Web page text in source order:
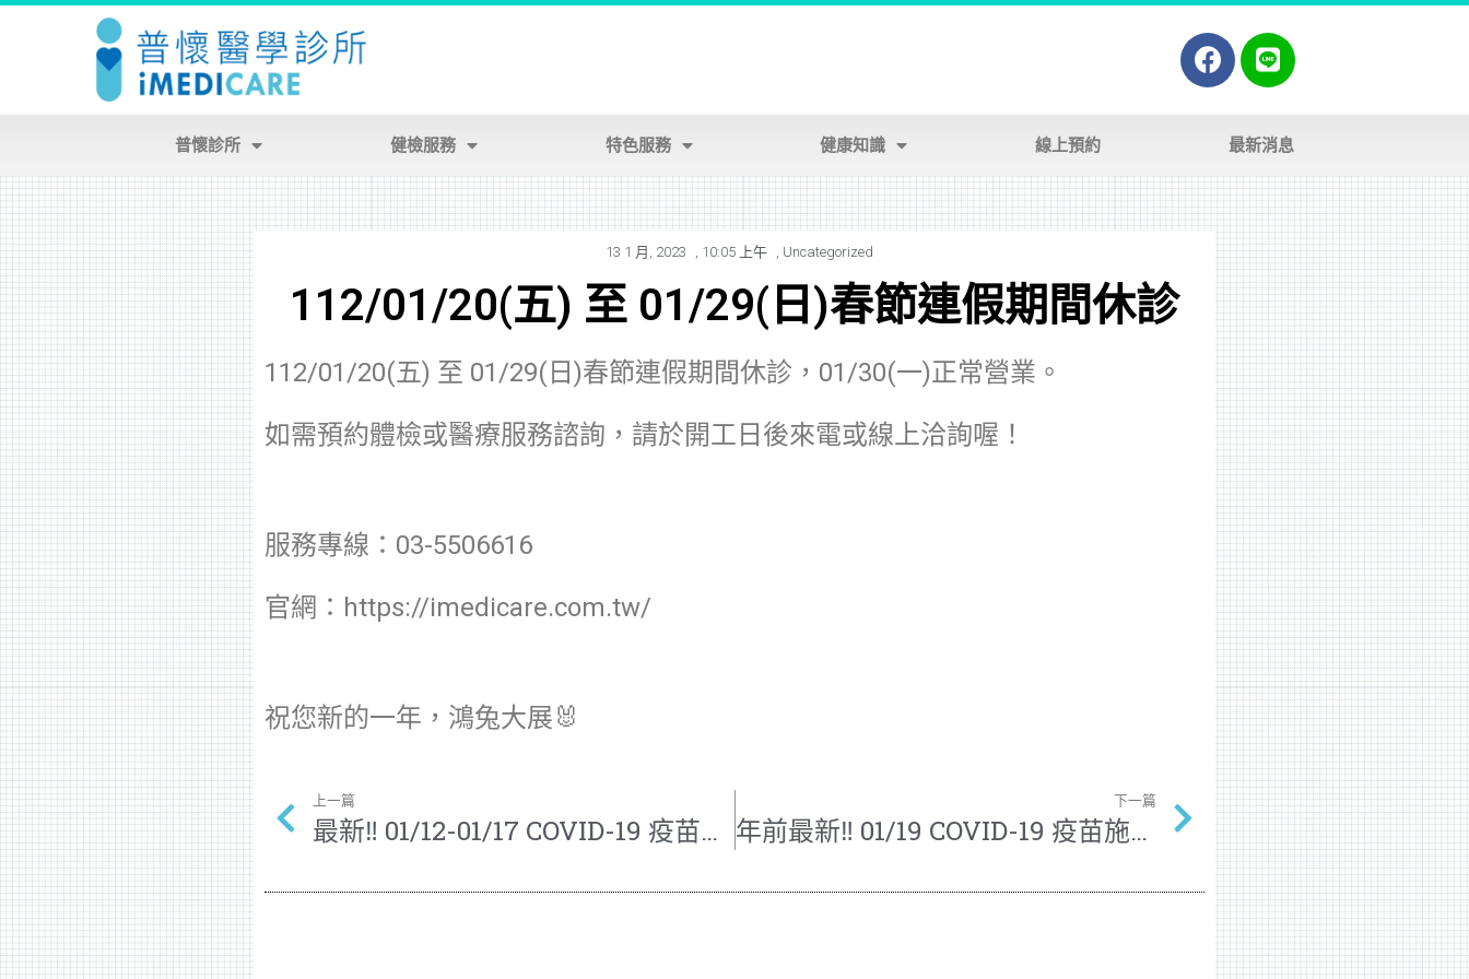
普懷診所 健檢服務 特色服務 健康知識 線上預約 最新消息
13 1 月, 2023 , 10:05 上午 , Uncategorized
112/01/20(五) 至 01/29(日)春節連假期間休診
112/01/20(五) 至 01/29(日)春節連假期間休診，01/30(一)正常營業。
如需預約體檢或醫療服務諮詢，請於開工日後來電或線上洽詢喔！
服務專線：03-5506616
官網：https://imedicare.com.tw/
祝您新的一年，鴻兔大展🐰
上一篇
最新‼ 01/12-01/17 COVID-19 疫苗施打時段
下一篇
年前最新‼ 01/19 COVID-19 疫苗施打時段